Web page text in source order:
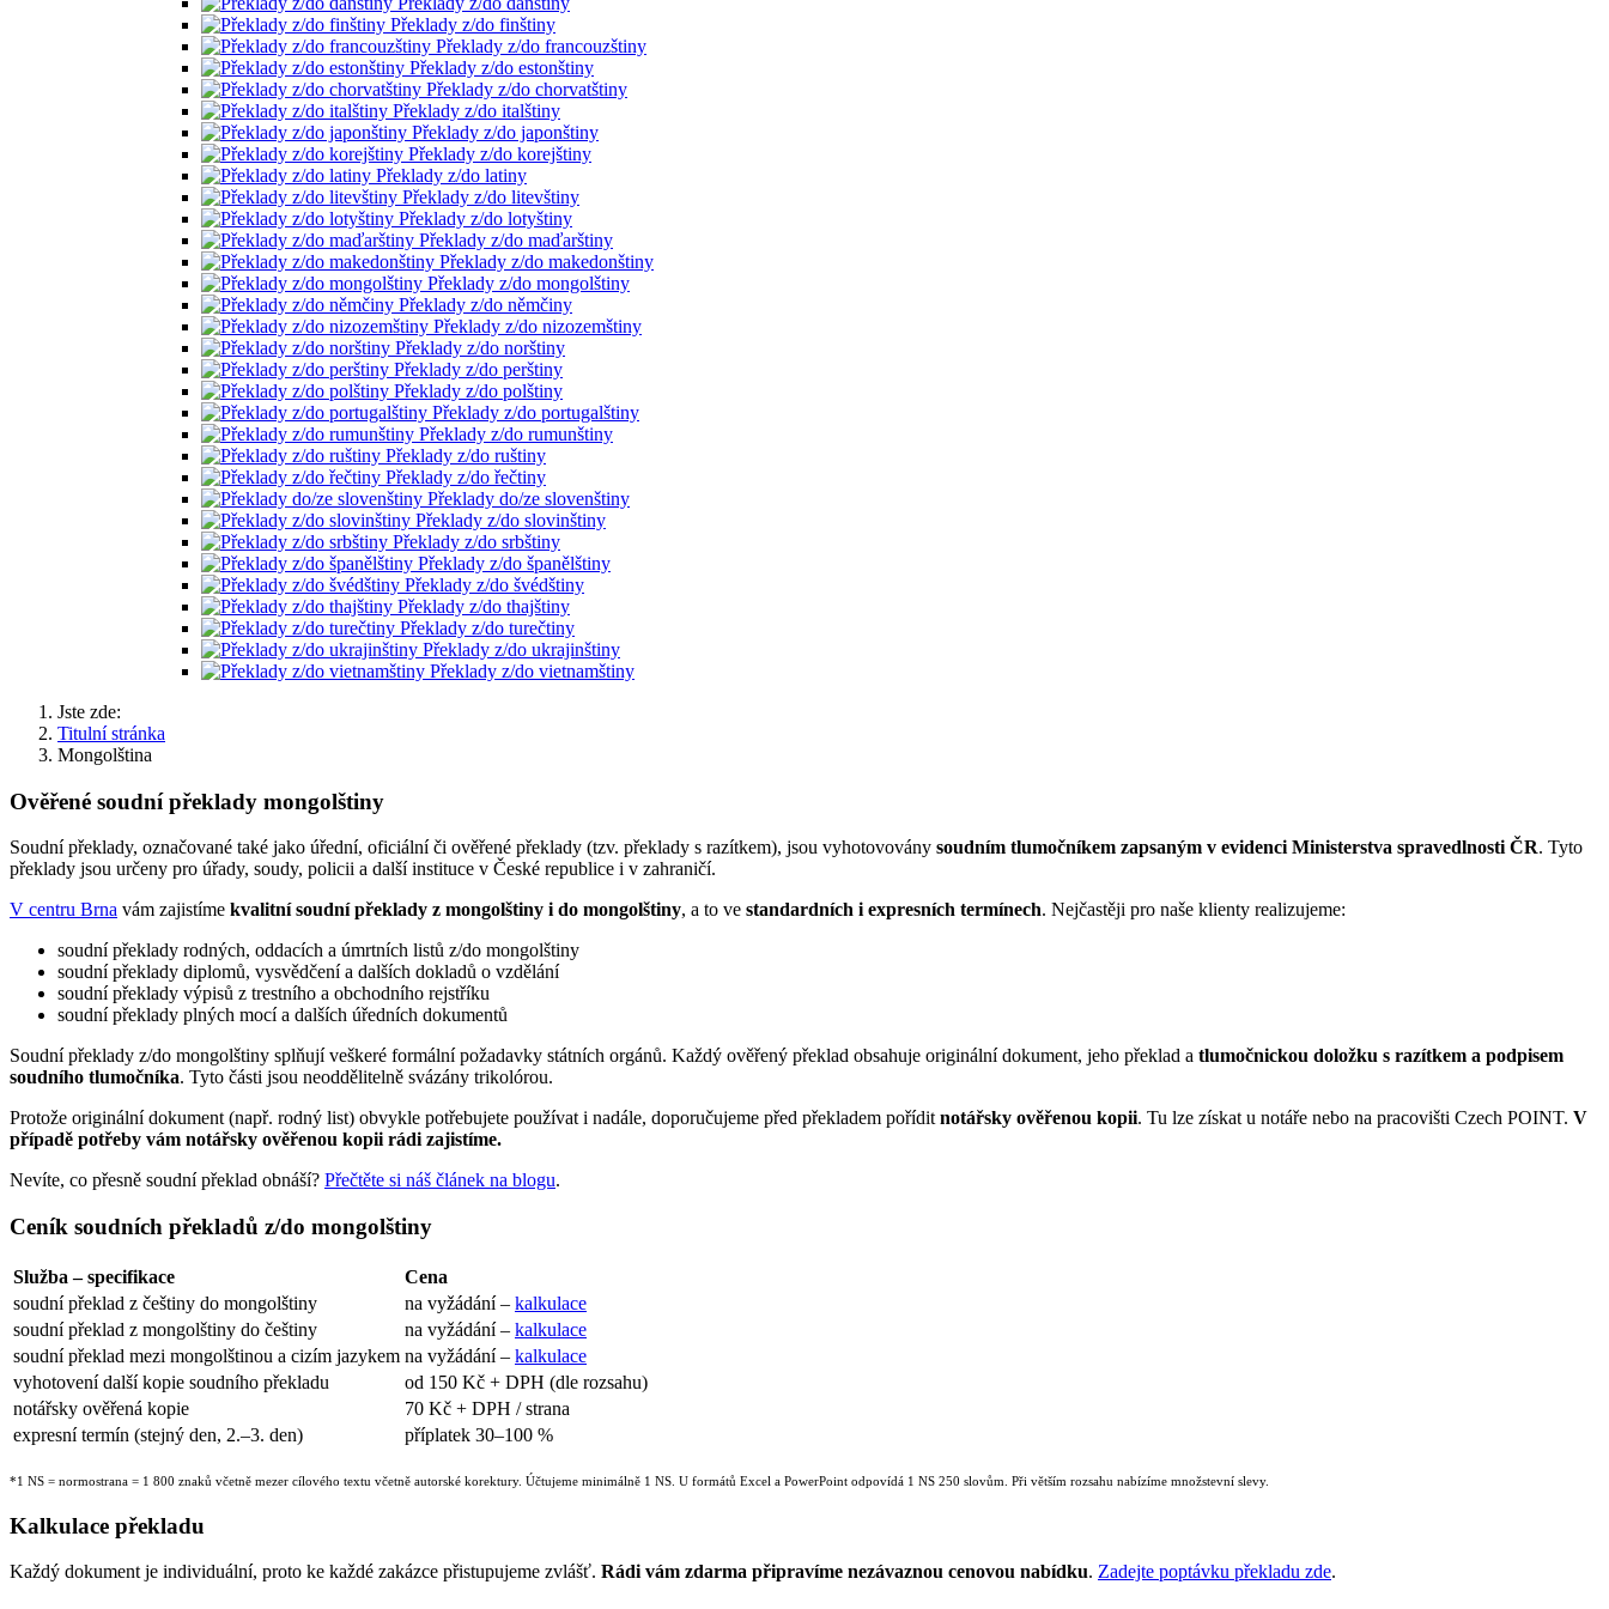
Překlady z/do finštiny
Překlady z/do francouzštiny
Překlady z/do estonštiny
Překlady z/do chorvatštiny
Překlady z/do italštiny
Překlady z/do japonštiny
Překlady z/do korejštiny
Překlady z/do latiny
Překlady z/do litevštiny
Překlady z/do lotyštiny
Překlady z/do maďarštiny
Překlady z/do makedonštiny
Překlady z/do mongolštiny
Překlady z/do němčiny
Překlady z/do nizozemštiny
Překlady z/do norštiny
Překlady z/do perštiny
Překlady z/do polštiny
Překlady z/do portugalštiny
Překlady z/do rumunštiny
Překlady z/do ruštiny
Překlady z/do řečtiny
Překlady do/ze slovenštiny
Překlady z/do slovinštiny
Překlady z/do srbštiny
Překlady z/do španělštiny
Překlady z/do švédštiny
Překlady z/do thajštiny
Překlady z/do turečtiny
Překlady z/do ukrajinštiny
Překlady z/do vietnamštiny
Jste zde:
Titulní stránka
Mongolština
Ověřené soudní překlady mongolštiny
Soudní překlady, označované také jako úřední, oficiální či ověřené překlady (tzv. překlady s razítkem), jsou vyhotovovány soudním tlumočníkem zapsaným v evidenci Ministerstva spravedlnosti ČR. Tyto
překlady jsou určeny pro úřady, soudy, policii a další instituce v České republice i v zahraničí.
V centru Brna vám zajistíme kvalitní soudní překlady z mongolštiny i do mongolštiny, a to ve standardních i expresních termínech. Nejčastěji pro naše klienty realizujeme:
soudní překlady rodných, oddacích a úmrtních listů z/do mongolštiny
soudní překlady diplomů, vysvědčení a dalších dokladů o vzdělání
soudní překlady výpisů z trestního a obchodního rejstříku
soudní překlady plných mocí a dalších úředních dokumentů
Soudní překlady z/do mongolštiny splňují veškeré formální požadavky státních orgánů. Každý ověřený překlad obsahuje originální dokument, jeho překlad a tlumočnickou doložku s razítkem a podpisem
soudního tlumočníka. Tyto části jsou neoddělitelně svázány trikolórou.
Protože originální dokument (např. rodný list) obvykle potřebujete používat i nadále, doporučujeme před překladem poříditnotářsky ověřenou kopii. Tu lze získat u notáře nebo na pracovišti Czech POINT. V
případě potřeby vám notářsky ověřenou kopii rádi zajistíme.
Nevíte, co přesně soudní překlad obnáší? Přečtěte si náš článek na blogu.
Ceník soudních překladů z/do mongolštiny
Služba – specifikace
Cena
soudní překlad z češtiny do mongolštiny
na vyžádání – kalkulace
soudní překlad z mongolštiny do češtiny
na vyžádání – kalkulace
soudní překlad mezi mongolštinou a cizím jazykem na vyžádání – kalkulace
vyhotovení další kopie soudního překladu
od 150 Kč + DPH (dle rozsahu)
notářsky ověřená kopie
70 Kč + DPH / strana
expresní termín (stejný den, 2.–3. den)
příplatek 30–100 %
*1 NS = normostrana = 1 800 znaků včetně mezer cílového textu včetně autorské korektury. Účtujeme minimálně 1 NS. U formátů Excel a PowerPoint odpovídá 1 NS 250 slovům. Při větším rozsahu nabízíme množstevní slevy.
Kalkulace překladu
Každý dokument je individuální, proto ke každé zakázce přistupujeme zvlášť. Rádi vám zdarma připravíme nezávaznou cenovou nabídku. Zadejte poptávku překladu zde.